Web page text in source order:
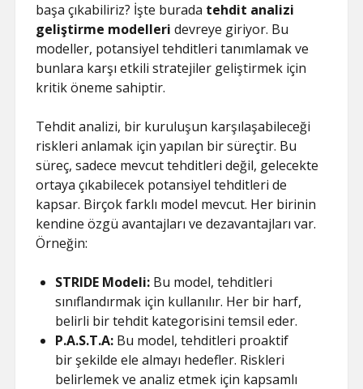
TWITTER PROFIL RESMI SILME
başa çıkabiliriz? İşte burada tehdit analizi
geliştirme modelleri devreye giriyor. Bu
modeller, potansiyel tehditleri tanımlamak ve
bunlara karşı etkili stratejiler geliştirmek için
kritik öneme sahiptir.
Tehdit analizi, bir kuruluşun karşılaşabileceği
riskleri anlamak için yapılan bir süreçtir. Bu
süreç, sadece mevcut tehditleri değil, gelecekte
ortaya çıkabilecek potansiyel tehditleri de
kapsar. Birçok farklı model mevcut. Her birinin
kendine özgü avantajları ve dezavantajları var.
Örneğin:
STRIDE Modeli: Bu model, tehditleri
sınıflandırmak için kullanılır. Her bir harf,
belirli bir tehdit kategorisini temsil eder.
P.A.S.T.A: Bu model, tehditleri proaktif
bir şekilde ele almayı hedefler. Riskleri
belirlemek ve analiz etmek için kapsamlı